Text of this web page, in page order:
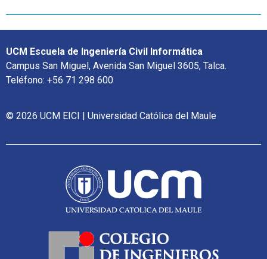
UCM Escuela de Ingeniería Civil Informática
Campus San Miguel, Avenida San Miguel 3605, Talca.
Teléfono: +56 71 298 600
© 2026 UCM EICI | Universidad Católica del Maule